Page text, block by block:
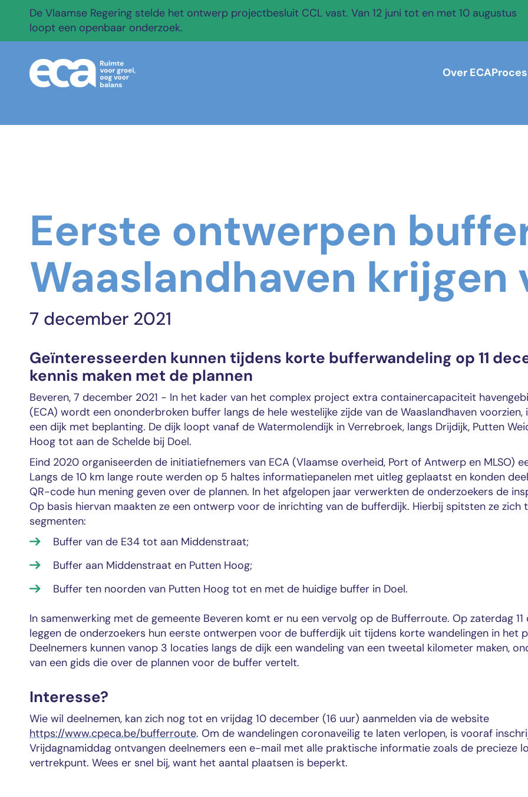
De Vlaamse Regering stelde het ontwerp projectbesluit CCL vast. Van 12 juni tot en met 10 augustus
loopt een openbaar onderzoek.
Over ECAProces
Eerste ontwerpen
Waaslandhaven krijgen
7 december 2021
Geïnteresseerden kunnen tijdens korte bufferwandeling op 11
kennis maken met de plannen
Beveren, 7 december 2021 - In het kader van het complex project extra containercapaciteit
(ECA) wordt een ononderbroken buffer langs de hele westelijke zijde van de Waaslandhaven voorzien,
een dijk met beplanting. De dijk loopt vanaf de Watermolendijk in Verrebroek, langs Drijdijk, Putten
Hoog tot aan de Schelde bij Doel.
Eind 2020 organiseerden de initiatiefnemers van ECA (Vlaamse overheid, Port of Antwerp en MLSO)
Langs de 10 km lange route werden op 5 haltes informatiepanelen met uitleg geplaatst en konden
QR-code hun mening geven over de plannen. In het afgelopen jaar verwerkten de onderzoekers de
Op basis hiervan maakten ze een ontwerp voor de inrichting van de bufferdijk. Hierbij spitsten ze zich
segmenten:
Buffer van de E34 tot aan Middenstraat;
Buffer aan Middenstraat en Putten Hoog;
Buffer ten noorden van Putten Hoog tot en met de huidige buffer in Doel.
In samenwerking met de gemeente Beveren komt er nu een vervolg op de Bufferroute. Op zaterdag
leggen de onderzoekers hun eerste ontwerpen voor de bufferdijk uit tijdens korte wandelingen in het
Deelnemers kunnen vanop 3 locaties langs de dijk een wandeling van een tweetal kilometer maken,
van een gids die over de plannen voor de buffer vertelt.
Interesse?
Wie wil deelnemen, kan zich nog tot en vrijdag 10 december (16 uur) aanmelden via de website
https://www.cpeca.be/bufferroute. Om de wandelingen coronaveilig te laten verlopen, is vooraf
Vrijdagnamiddag ontvangen deelnemers een e-mail met alle praktische informatie zoals de precieze
vertrekpunt. Wees er snel bij, want het aantal plaatsen is beperkt.